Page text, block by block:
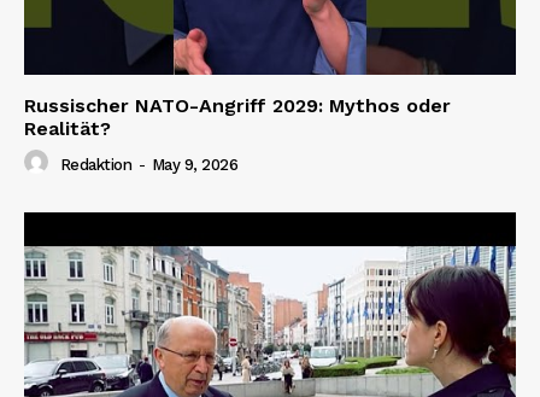
Russischer NATO-Angriff 2029: Mythos oder
Realität?
Redaktion - May 9, 2026